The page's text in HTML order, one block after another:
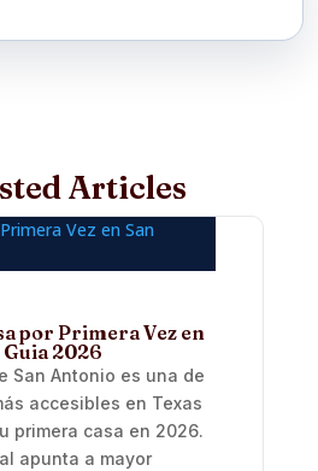
Articles
por Primera Vez en
2026
San Antonio es una de
accesibles en Texas
primera casa en 2026.
apunta a mayor